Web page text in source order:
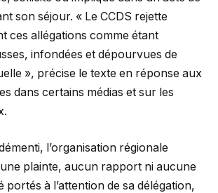
son séjour. « Le CCDS rejette
ces allégations comme étant
infondées et dépourvues de
», précise le texte en réponse aux
dans certains médias et sur les
l’organisation régionale
plainte, aucun rapport ni aucune
portés à l’attention de sa délégation,